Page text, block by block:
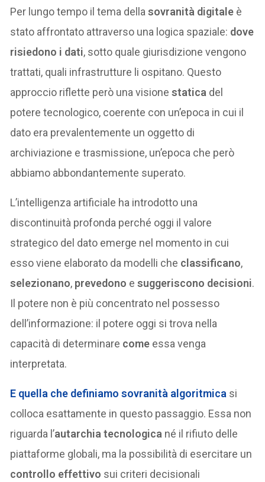
Per lungo tempo il tema dellasovranità digitale è
stato affrontato attraverso una logica spaziale: dove
risiedono i dati, sotto quale giurisdizione vengono
trattati, quali infrastrutture li ospitano. Questo
approccio riflette però una visionestatica del
potere tecnologico, coerente con un’epoca in cui il
dato era prevalentemente un oggetto di
archiviazione e trasmissione, un’epoca che però
abbiamo abbondantemente superato.
L’intelligenza artificiale ha introdotto una
discontinuità profonda perché oggi il valore
strategico del dato emerge nel momento in cui
esso viene elaborato da modelli che classificano,
selezionano, prevedono esuggeriscono decisioni.
Il potere non è più concentrato nel possesso
dell’informazione: il potere oggi si trova nella
capacità di determinare come essa venga
interpretata.
E quella che definiamosovranità algoritmica si
colloca esattamente in questo passaggio. Essa non
riguarda l’autarchia tecnologica né il rifiuto delle
piattaforme globali, ma la possibilità di esercitare un
controllo effettivo sui criteri decisionali